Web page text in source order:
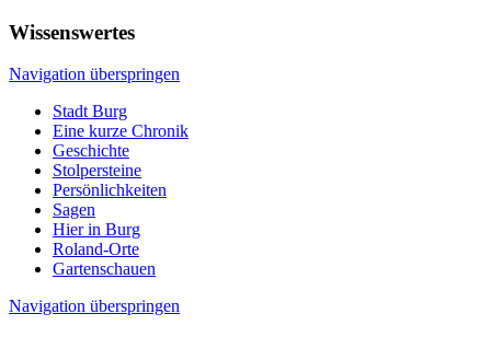
Wissenswertes
Navigation überspringen
Stadt Burg
Eine kurze Chronik
Geschichte
Stolpersteine
Persönlichkeiten
Sagen
Hier in Burg
Roland-Orte
Gartenschauen
Navigation überspringen